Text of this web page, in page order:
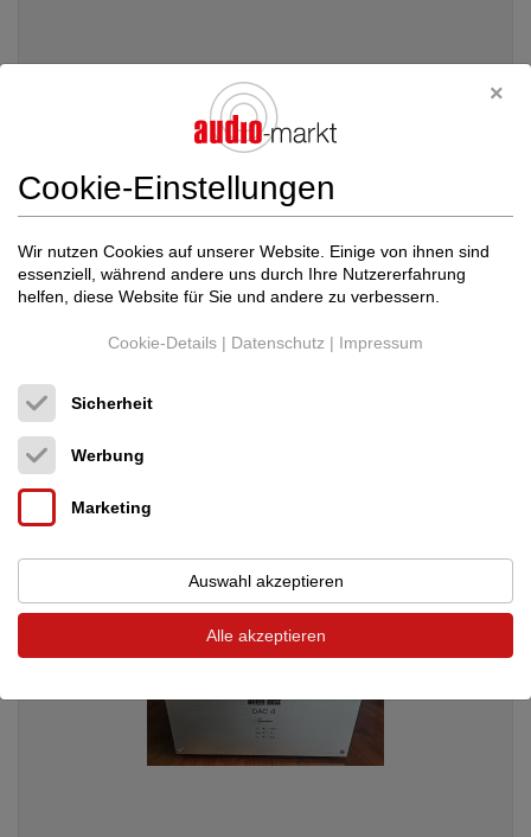
D/A Wandler
Neupreis: 34.000 €
Preis auf Anfrage
Cookie-Einstellungen
Wir nutzen Cookies auf unserer Website. Einige von ihnen sind
essenziell, während andere uns durch Ihre Nutzererfahrung
helfen, diese Website für Sie und andere zu verbessern.
Cookie-Details | Datenschutz | Impressum
Sicherheit
Werbung
Marketing
Auswahl akzeptieren
Alle akzeptieren